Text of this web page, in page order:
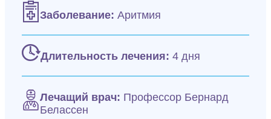
Заболевание: Аритмия
Длительность лечения: 4 дня
Лечащий врач: Профессор Бернард
Белассен